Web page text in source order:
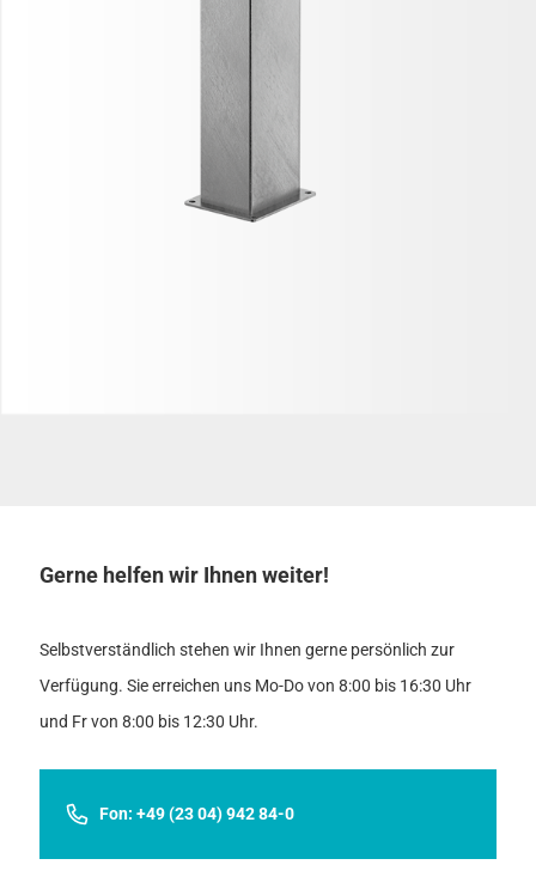
Gerne helfen wir Ihnen weiter!
Selbstverständlich stehen wir Ihnen gerne persönlich zur
Verfügung. Sie erreichen uns Mo-Do von 8:00 bis 16:30 Uhr
und Fr von 8:00 bis 12:30 Uhr.
Fon: +49 (23 04) 942 84-0